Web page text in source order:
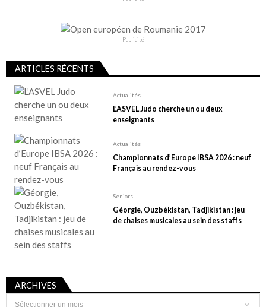
Publicité
ARTICLES RÉCENTS
Actualités
L’ASVEL Judo cherche un ou deux
enseignants
Actualités
Championnats d’Europe IBSA 2026 : neuf
Français au rendez-vous
Seniors
Géorgie, Ouzbékistan, Tadjikistan : jeu
de chaises musicales au sein des staffs
ARCHIVES
Archives